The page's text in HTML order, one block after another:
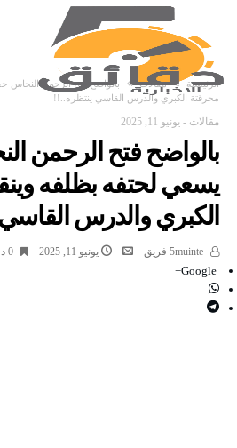
‫الرئيسية‬ مقالات
بالواضح فتح الرحمن النحاس
محرقتة الكبري والدرس القاسي ينتظره..!!
مقالات - يونيو 11, 2025
بالواضح فتح الرحمن
يسعي لحتفه بظلفه
الكبري والدرس
يونيو 11, 2025 0 ‫دقائق‬
Google+